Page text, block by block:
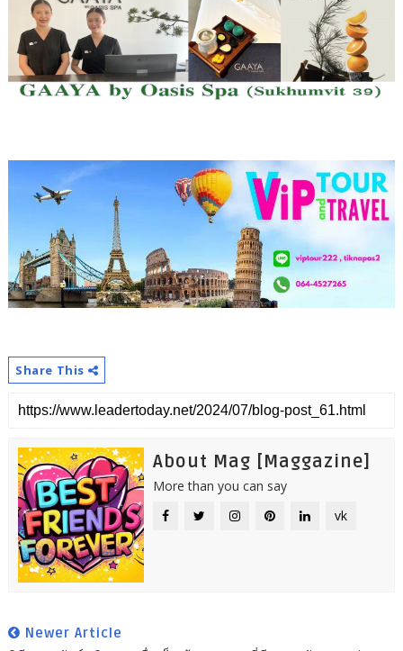
Share This
About Mag [Maggazine]
More than you can say
vk
Newer Article